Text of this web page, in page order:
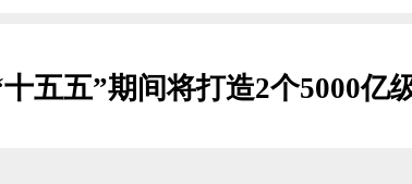
五五”期间将打造2个5000亿